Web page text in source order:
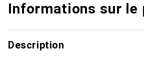
Informations sur le
Description